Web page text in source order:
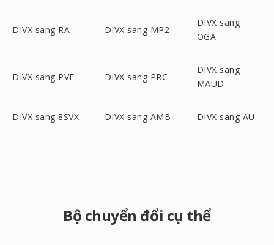
DIVX sang RA DIVX sang MP2
DIVX sang
OGA
DIVX sang PVF DIVX sang PRC
DIVX sang
MAUD
DIVX sang 8SVX DIVX sang AMB DIVX sang AU
Bộ chuyển đổi cụ thể